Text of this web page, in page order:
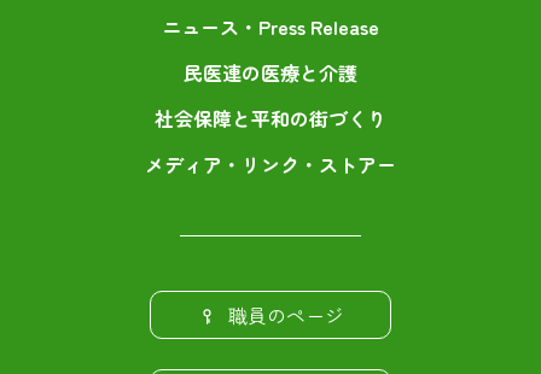
ニュース・Press Release
民医連の医療と介護
社会保障と平和の街づくり
メディア・リンク・ストアー
職員のページ